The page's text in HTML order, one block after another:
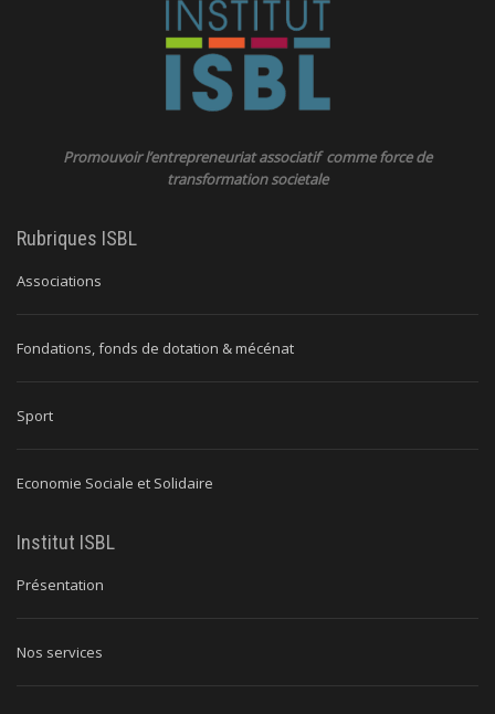
Promouvoir l’entrepreneuriat associatif comme force de
transformation societale
Rubriques ISBL
Associations
Fondations, fonds de dotation & mécénat
Sport
Economie Sociale et Solidaire
Institut ISBL
Présentation
Nos services